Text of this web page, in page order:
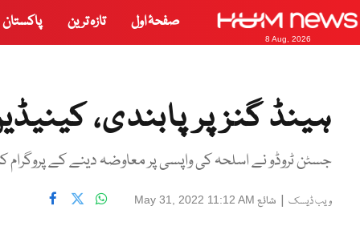
8 Aug, 2026
صفحۂ اول تازہ ترین پاکستان
ہینڈ گنز پر پابندی،
جسٹن ٹروڈو نے اسلحہ کی واپسی پر معاوضہ دینے کے پروگرام
ویب ڈیسک | شائع May 31, 2022 11:12 AM